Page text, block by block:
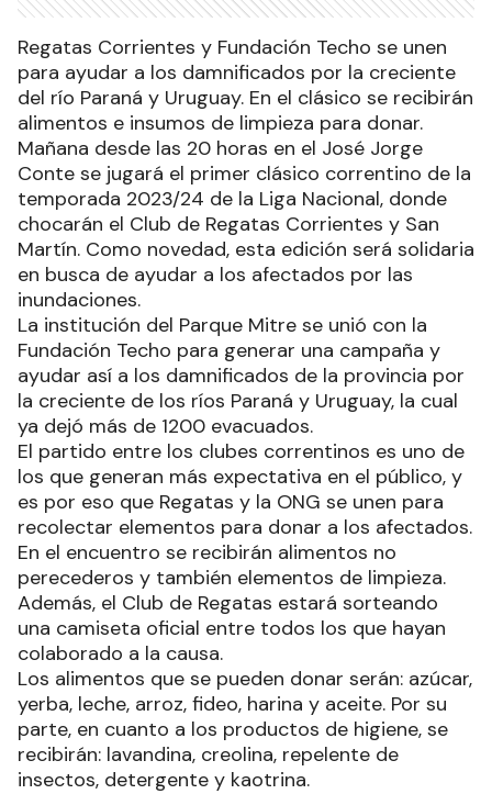
Regatas Corrientes y Fundación Techo se unen
para ayudar a los damnificados por la creciente
del río Paraná y Uruguay. En el clásico se recibirán
alimentos e insumos de limpieza para donar.
Mañana desde las 20 horas en el José Jorge
Conte se jugará el primer clásico correntino de la
temporada 2023/24 de la Liga Nacional, donde
chocarán el Club de Regatas Corrientes y San
Martín. Como novedad, esta edición será solidaria
en busca de ayudar a los afectados por las
inundaciones.
La institución del Parque Mitre se unió con la
Fundación Techo para generar una campaña y
ayudar así a los damnificados de la provincia por
la creciente de los ríos Paraná y Uruguay, la cual
ya dejó más de 1200 evacuados.
El partido entre los clubes correntinos es uno de
los que generan más expectativa en el público, y
es por eso que Regatas y la ONG se unen para
recolectar elementos para donar a los afectados.
En el encuentro se recibirán alimentos no
perecederos y también elementos de limpieza.
Además, el Club de Regatas estará sorteando
una camiseta oficial entre todos los que hayan
colaborado a la causa.
Los alimentos que se pueden donar serán: azúcar,
yerba, leche, arroz, fideo, harina y aceite. Por su
parte, en cuanto a los productos de higiene, se
recibirán: lavandina, creolina, repelente de
insectos, detergente y kaotrina.